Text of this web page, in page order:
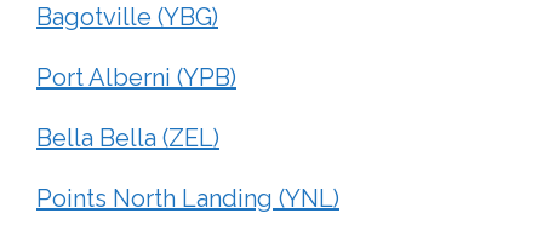
Bagotville (YBG)
Port Alberni (YPB)
Bella Bella (ZEL)
Points North Landing (YNL)